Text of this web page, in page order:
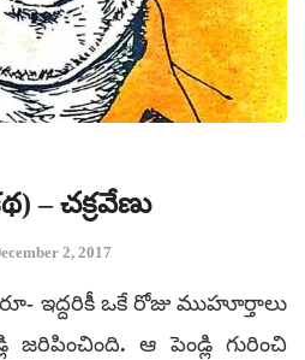
– చక్రవేణు
2, 2017
ఇద్దరికీ ఒకే రోజు ముహూర్తాలు
జరిపించింది. ఆ పెండ్లి గురించి